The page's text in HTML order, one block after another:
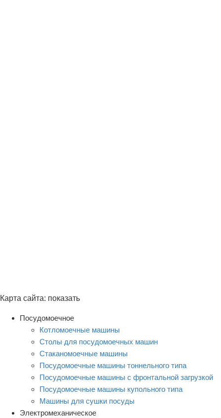
Карта сайта: показать
Посудомоечное
Котломоечные машины
Столы для посудомоечных машин
Стаканомоечные машины
Посудомоечные машины тоннельного типа
Посудомоечные машины с фронтальной загрузкой
Посудомоечные машины купольного типа
Машины для сушки посуды
Электромеханическое